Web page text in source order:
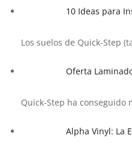
10 Ideas para
Los suelos de Quick-Step
Oferta
Quick-Step ha conseguido
Alpha Vinyl: La